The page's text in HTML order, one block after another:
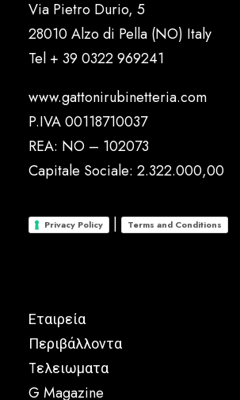
Via Pietro Durio, 5
28010 Alzo di Pella (NO) Italy
Tel + 39 0322 969241
www.gattonirubinetteria.com
P.IVA 00118710037
REA: NO – 102073
Capitale Sociale: 2.322.000,00
Privacy Policy | Terms and Conditions
Εταιρεία
Περιβάλλοντα
Tελειωματα
G Magazine